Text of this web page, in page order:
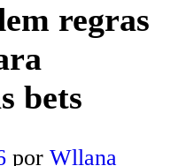
regras
bets
por Wllana